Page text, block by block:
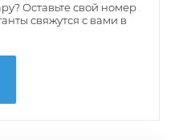
Оставьте свой номер
свяжутся с вами в